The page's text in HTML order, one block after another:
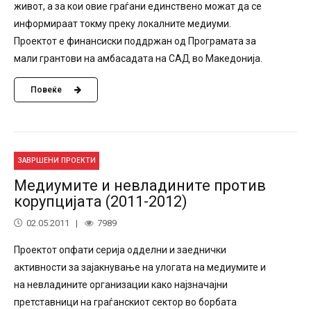
живот, а за кои овие граѓани единствено можат да се
информираат токму преку локалните медиуми.
Проектот е финансиски поддржан од Програмата за
мали грантови на амбасадата на САД во Македонија.
Повеќе
ЗАВРШЕНИ ПРОЕКТИ
Медиумите и невладините против
корупцијата (2011-2012)
02.05.2011 7989
Проектот опфати серија одделни и заеднички
активности за зајакнување на улогата на медиумите и
на невладините организации како најзначајни
претставници на граѓанскиот сектор во борбата